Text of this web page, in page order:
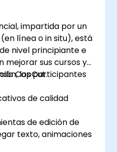
impartida por un
línea o in situ), está
nivel principiante e
mejorar sus cursos y
CapCut.
los participantes
de calidad
de edición de
texto, animaciones